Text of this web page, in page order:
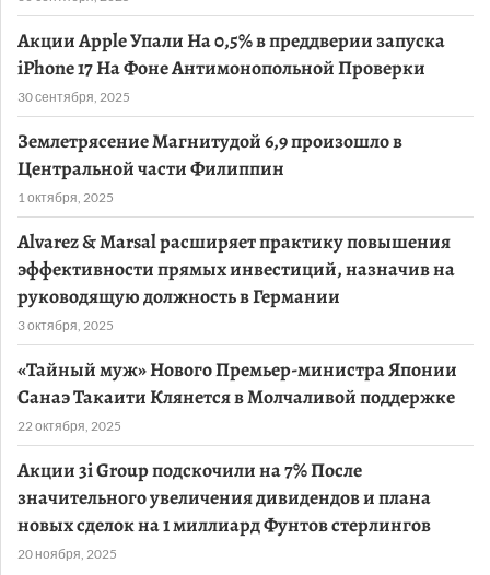
Акции Apple Упали На 0,5% в преддверии запуска
iPhone 17 На Фоне Антимонопольной Проверки
30 сентября, 2025
Землетрясение Магнитудой 6,9 произошло в
Центральной части Филиппин
1 октября, 2025
Alvarez & Marsal расширяет практику повышения
эффективности прямых инвестиций, назначив на
руководящую должность в Германии
3 октября, 2025
«Тайный муж» Нового Премьер-министра Японии
Санаэ Такаити Клянется в Молчаливой поддержке
22 октября, 2025
Акции 3i Group подскочили на 7% После
значительного увеличения дивидендов и плана
новых сделок на 1 миллиард Фунтов стерлингов
20 ноября, 2025